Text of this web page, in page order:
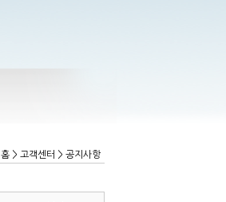
홈 > 고객센터 > 공지사항